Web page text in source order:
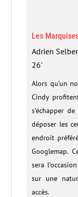
Les
Adrien
26'
Alors qu’un
Cindy
s’échapper
déposer les
endroit
Googlemap.
sera
sur une
accès.